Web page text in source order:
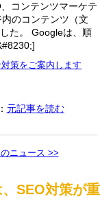
コンテンツマーケテ
のコンテンツ（文
た。 Googleは、順
策をご案内します
元記事を読む
ニュース >>
SEO対策が重